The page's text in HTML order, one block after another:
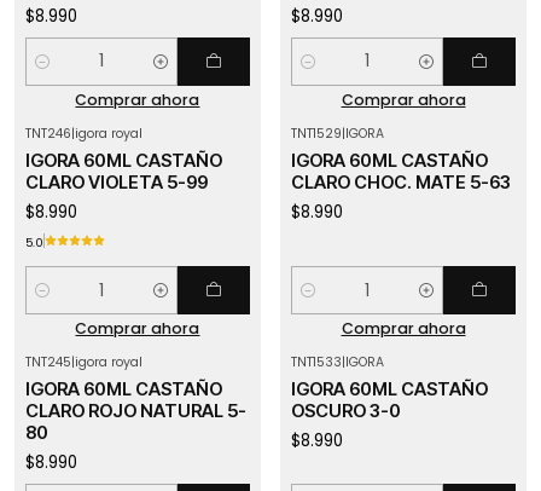
$8.990
Cantidad
Comprar ahora
$8.990
Cantidad
Comprar ahora
TNT246|igora royal
IGORA 60ML CASTAÑO
CLARO VIOLETA 5-99
$8.990
5.0
Cantidad
Comprar ahora
TNT1529|IGORA
IGORA 60ML CASTAÑO
CLARO CHOC. MATE 5-63
$8.990
Cantidad
Comprar ahora
TNT245|igora royal
IGORA 60ML CASTAÑO
CLARO ROJO NATURAL 5-
80
$8.990
TNT1533|IGORA
IGORA 60ML CASTAÑO
OSCURO 3-0
$8.990